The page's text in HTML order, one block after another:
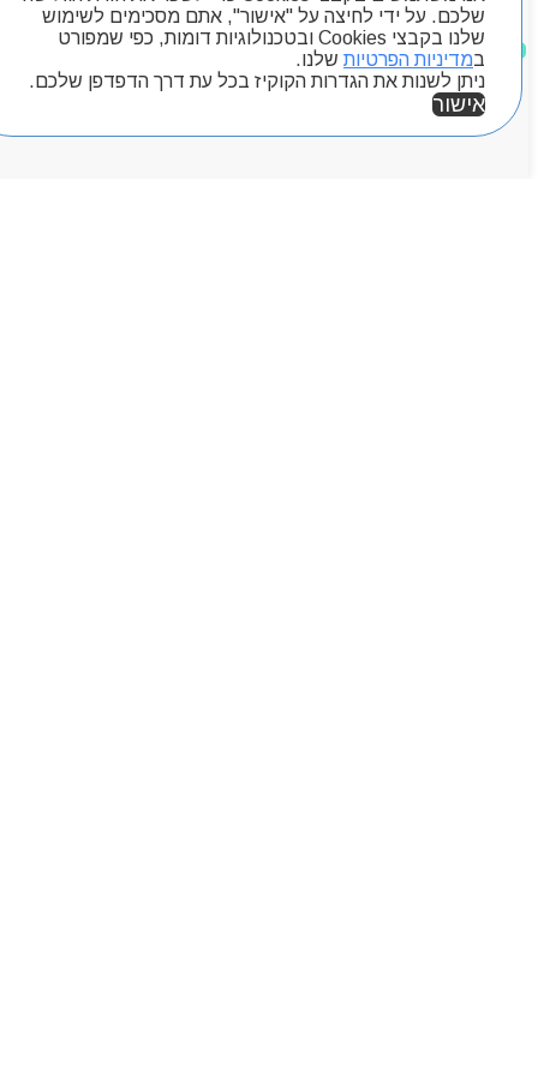
שלכם. על ידי לחיצה על "אישור", אתם מסכימים לשימוש
שלנו בקבצי Cookies ובטכנולוגיות דומות, כפי שמפורט
במדיניות הפרטיות שלנו.
ניתן לשנות את הגדרות הקוקיז בכל עת דרך הדפדפן שלכם.
אישור
מוצרים שאהבתי
Byou